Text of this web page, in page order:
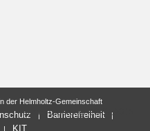
letzte Änderung: 20.07.2015
der Helmholtz-Gemeinschaft
Barrierefreiheit
KIT